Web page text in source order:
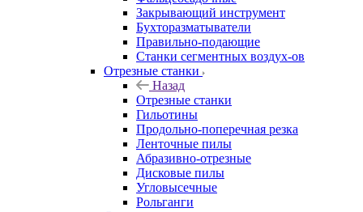
Закрывающий инструмент
Бухторазматыватели
Правильно-подающие
Станки сегментных воздух-ов
Отрезные станки
Назад
Отрезные станки
Гильотины
Продольно-поперечная резка
Ленточные пилы
Абразивно-отрезные
Дисковые пилы
Угловысечные
Рольганги